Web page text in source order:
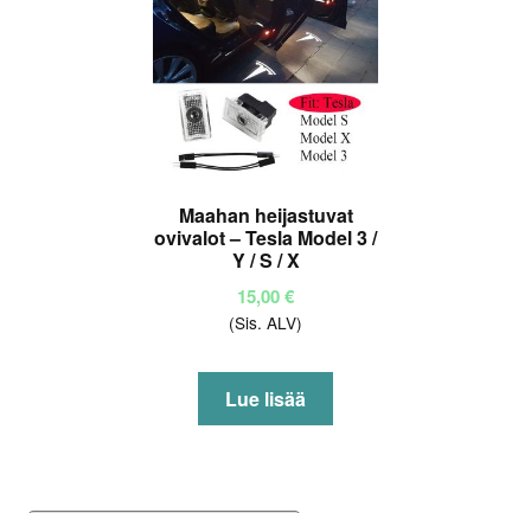
Maahan heijastuvat
ovivalot – Tesla Model 3 /
Y / S / X
15,00€
(Sis. ALV)
Lue lisää